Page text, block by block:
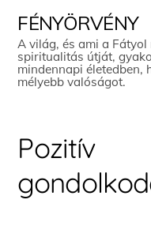
content
FÉNYÖRVÉNY
A világ, és ami a
spiritualitás útját,
mindennapi életedben,
mélyebb valóságot.
Pozitív